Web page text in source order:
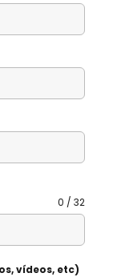
0 / 32
vídeos, etc)